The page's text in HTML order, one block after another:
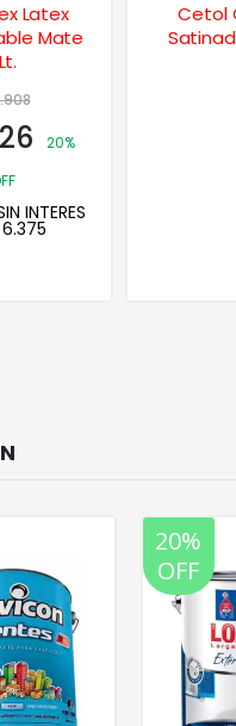
20 Lts.
Satinol
Esmalte
20%
OFF